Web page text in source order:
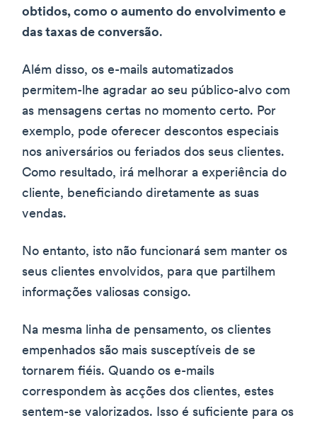
obtidos, como o aumento do envolvimento e
das taxas de conversão.
Além disso, os e-mails automatizados
permitem-lhe agradar ao seu público-alvo com
as mensagens certas no momento certo. Por
exemplo, pode oferecer descontos especiais
nos aniversários ou feriados dos seus clientes.
Como resultado, irá melhorar a experiência do
cliente, beneficiando diretamente as suas
vendas.
No entanto, isto não funcionará sem manter os
seus clientes envolvidos, para que partilhem
informações valiosas consigo.
Na mesma linha de pensamento, os clientes
empenhados são mais susceptíveis de se
tornarem fiéis. Quando os e-mails
correspondem às acções dos clientes, estes
sentem-se valorizados. Isso é suficiente para os